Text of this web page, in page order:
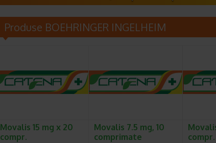
Produse BOEHRINGER INGELHEIM
Movalis 15 mg x 20
compr.
Movalis 7.5 mg, 10
comprimate
compr.